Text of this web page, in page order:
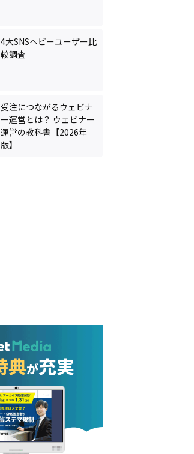
4大SNSヘビーユーザー比
較調査
受注につながるウェビナ
ー運営とは？ ウェビナー
運営の教科書【2026年
版】